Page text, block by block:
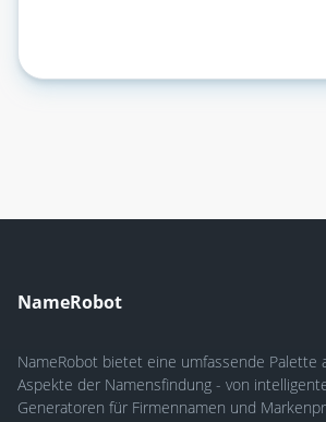
NameRobot
NameRobot bietet eine umfassende Palette
Aspekte der Namensfindung - von
Generatoren für Firmennamen und